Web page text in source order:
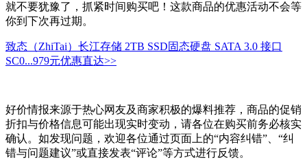
就不要犹豫了，抓紧时间购买吧！这款商品的优惠活动不会等
你到下次再过期。
致态（ZhiTai）长江存储 2TB SSD固态硬盘 SATA 3.0 接口
SC0...979元优惠直达>>
好价情报来源于热心网友及商家积极的爆料推荐，商品的促销
折扣与价格信息可能出现实时变动，请各位在购买前务必核实
确认。如发现问题，欢迎各位通过页面上的“内容纠错”、“纠
错与问题建议”或直接发表“评论”等方式进行反馈。